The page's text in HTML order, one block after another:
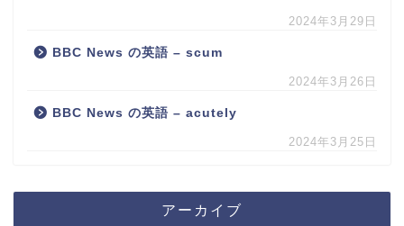
2024年3月29日
BBC News の英語 – scum
2024年3月26日
BBC News の英語 – acutely
2024年3月25日
アーカイブ